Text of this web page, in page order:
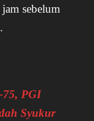
sebelum
75, PGI
Syukur